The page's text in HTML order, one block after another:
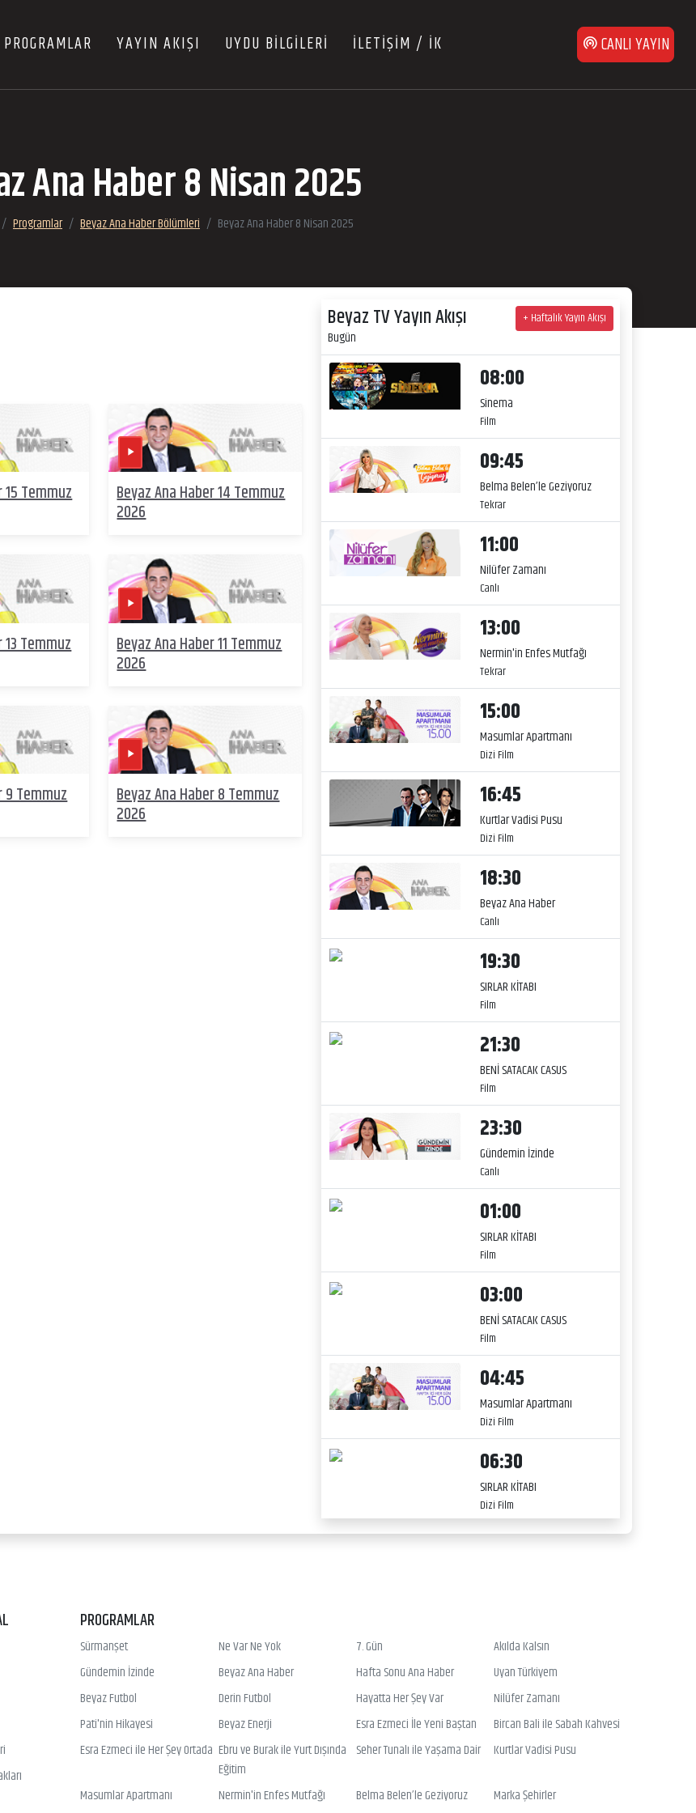
PROGRAMLAR YAYIN AKIŞI UYDU BİLGİLERİ İLETİŞİM / İK CANLI YAYIN
Ana Haber 8 Nisan 2025
Programlar Beyaz Ana Haber Bölümleri Beyaz Ana Haber 8 Nisan 2025
15 Temmuz Beyaz Ana Haber 14 Temmuz
2026
Temmuz Beyaz Ana Haber 11 Temmuz
2026
9 Temmuz Beyaz Ana Haber 8 Temmuz
2026
Beyaz TV Yayın Akışı
Bugün
+ Haftalık Yayın Akışı
08:00
Sinema
Film
09:45
Belma Belen’le Geziyoruz
Tekrar
11:00
Nilüfer Zamanı
Canlı
13:00
Nermin'in Enfes Mutfağı
Tekrar
15:00
Masumlar Apartmanı
Dizi Film
16:45
Kurtlar Vadisi Pusu
Dizi Film
18:30
Beyaz Ana Haber
Canlı
19:30
SIRLAR KİTABI
Film
21:30
BENİ SATACAK CASUS
Film
23:30
Gündemin İzinde
Canlı
01:00
SIRLAR KİTABI
Film
03:00
BENİ SATACAK CASUS
Film
04:45
Masumlar Apartmanı
Dizi Film
06:30
SIRLAR KİTABI
Dizi Film
PROGRAMLAR
Sürmanşet Ne Var Ne Yok 7. Gün
Akılda Kalsın
Gündemin İzinde
Beyaz Ana Haber Hafta Sonu Ana Haber
Uyan Türkiyem
Beyaz Futbol
Derin Futbol Hayatta Her Şey Var
Nilüfer Zamanı
Pati'nin Hikayesi
Beyaz Enerji Esra Ezmeci İle Yeni Baştan
Bircan Bali ile Sabah Kahvesi
Esra Ezmeci ile Her Şey Ortada Ebru ve Burak ile Yurt Dışında
Eğitim
Seher Tunalı ile Yaşama Dair Kurtlar Vadisi Pusu
Masumlar Apartmanı Nermin'in Enfes Mutfağı Belma Belen’le Geziyoruz
Marka Şehirler